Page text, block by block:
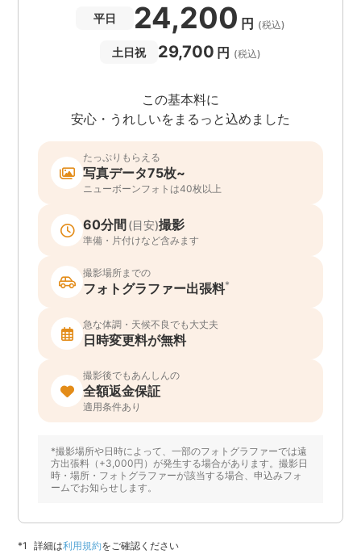
平日 24,200 円 (税込)
土日祝 29,700 円 (税込)
この基本料に
安心・うれしいをまるっと込めました
たっぷりもらえる
写真データ75枚~
ニューボーンフォトは40枚以上
60分間(目安)撮影
準備・片付けなど含みます
撮影場所までの
フォトグラファー出張料*
急な体調・天候不良でも大丈夫
日時変更料が無料
撮影後でもあんしんの
全額返金保証
適用条件あり
*撮影場所や日時によって、一部のフォトグラファーでは遠
方出張料（+3,000円）が発生する場合があります。撮影日
時・場所・フォトグラファーが該当する場合、申込みフォ
ームでお知らせします。
詳細は利用規約をご確認ください